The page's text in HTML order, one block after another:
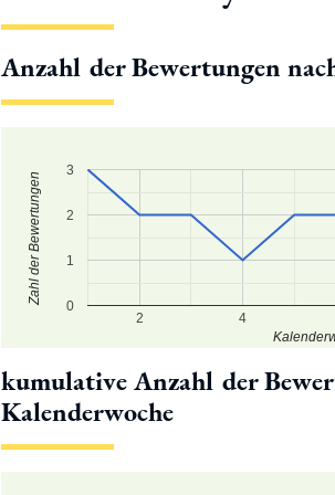
Anzahl der Bewertungen
2 4
0
1
2
3
Zahl der Bewertungen
kumulative Anzahl der
Kalenderwoche